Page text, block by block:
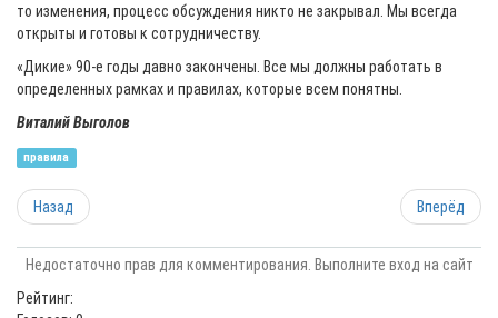
то изменения, процесс обсуждения никто не закрывал. Мы всегда
открыты и готовы к сотрудничеству.
«Дикие» 90-е годы давно закончены. Все мы должны работать в
определенных рамках и правилах, которые всем понятны.
Виталий Выголов
правила
Назад Вперёд
Недостаточно прав для комментирования. Выполните вход на сайт
Рейтинг: